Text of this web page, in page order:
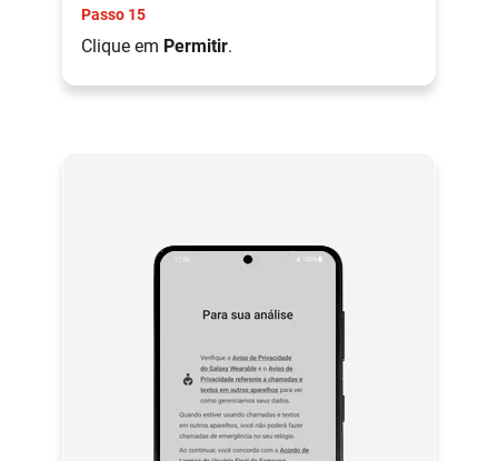
Passo 15
Clique em Permitir.